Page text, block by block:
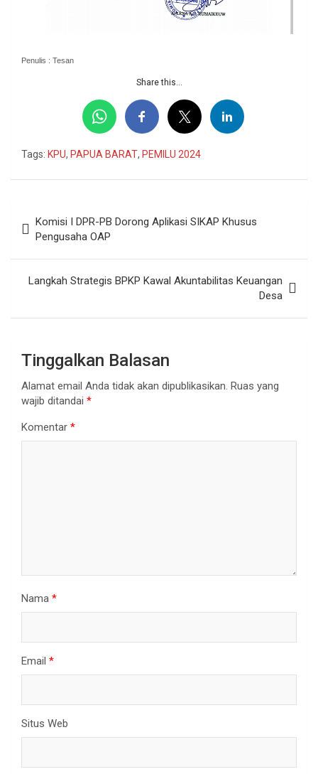
Penulis : Tesan
Share this...
Tags: KPU, PAPUA BARAT, PEMILU 2024
pos
Komisi I DPR-PB Dorong Aplikasi SIKAP Khusus
Pengusaha OAP
Langkah Strategis BPKP Kawal Akuntabilitas Keuangan
Desa
Tinggalkan Balasan
Alamat email Anda tidak akan dipublikasikan. Ruas yang
wajib ditandai *
Komentar *
Nama *
Email *
Situs Web